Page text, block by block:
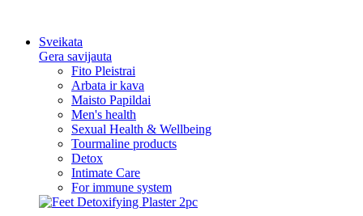
Sveikata
Gera savijauta
Fito Pleistrai
Arbata ir kava
Maisto Papildai
Men's health
Sexual Health & Wellbeing
Tourmaline products
Detox
Intimate Care
For immune system